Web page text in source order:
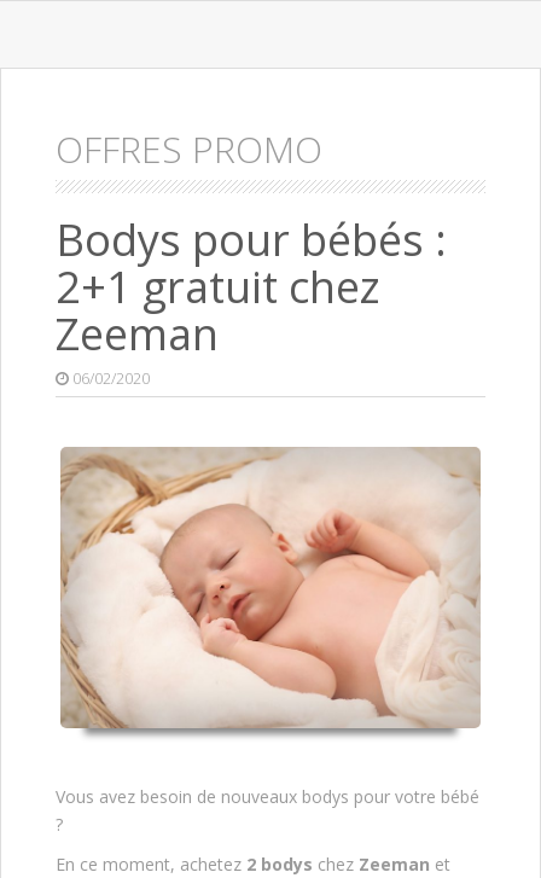
OFFRES PROMO
Bodys pour bébés :
2+1 gratuit chez
Zeeman
06/02/2020
Vous avez besoin de nouveaux bodys pour votre bébé
?
En ce moment, achetez 2 bodys chez Zeeman et